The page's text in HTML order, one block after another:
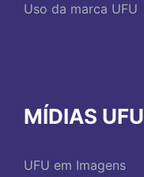
Uso da marca UFU
MÍDIAS UFU
UFU em Imagens